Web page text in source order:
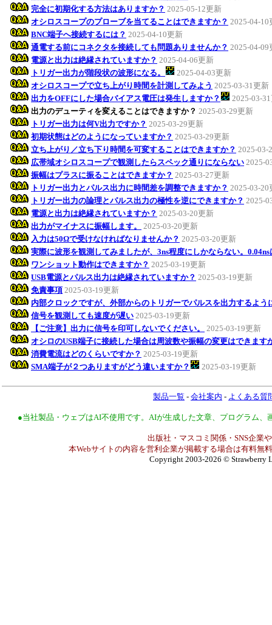
完全に初期化する方法はありますか？ 2025-05-12更新
オシロスコープのプローブを当てることはできますか？ 2025-04-10
BNC端子へ接続するには？ 2025-04-10更新
通電する前にコネクタを接続しても問題ありませんか？ 2025-04-09
電源と出力は絶縁されていますか？ 2025-04-06更新
トリガー出力が階段状の波形になる。
2025-04-03更新
オシロスコープで立ち上がり時間を計測してみよう 2025-03-31更新
出力をOFFにした場合バイアス電圧は発生しますか？
2025-03-
出力のデューティを変えることはできますか？ 2025-03-29更新
トリガー出力は何V出力ですか？ 2025-03-29更新
初期状態はどのようになっていますか？ 2025-03-29更新
立ち上がり／立ち下り時間を可変することはできますか？ 2025-03-
広帯域オシロスコープで観測したらスペック通りにならない 2025-
振幅はプラスに振ることはできますか？ 2025-03-27更新
トリガー出力とパルス出力に時間差を調整できますか？ 2025-03-20
トリガー出力の論理とパルス出力の極性を逆にできますか？ 2025-
電源と出力は絶縁されていますか？ 2025-03-20更新
出力がマイナスに振幅します。
2025-03-20更新
入力は50Ωで受けなければなりませんか？ 2025-03-20更新
実際に波形を観測してみましたが、3ns程度にしかならない。
ワンショット動作はできますか？ 2025-03-19更新
USB電源とパルス出力は絶縁されていますか？ 2025-03-19更新
免責事項 2025-03-19更新
内部クロックですが、外部からのトリガーでパルスを出力するよう
信号を観測しても速度が遅い 2025-03-19更新
【ご注意】出力に信号を印可しないでください。
2025-03-19更新
オシロのUSB端子に接続した場合は周波数や振幅の変更はできます
消費電流はどのくらいですか？ 2025-03-19更新
SMA端子が２つありますがどう違いますか？
2025-03-19更新
製品一覧 - 会社案内 - よくある質
●当社製品・ウェブはAI不使用です。AIが生成した文章、プログラム
出版社・マスコミ関係・SNS企業
本Webサイトの内容を営利企業が掲載する場合は有料無
Copyright 2003-2026 © Strawberry